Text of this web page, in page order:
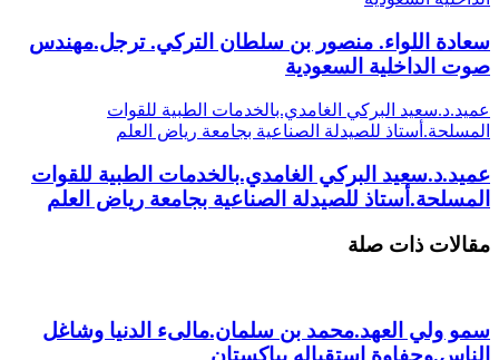
سعادة اللواء. منصور بن سلطان التركي. ترجل.مهندس
صوت الداخلية السعودية
عميد.د.سعيد البركي الغامدي.بالخدمات الطبية للقوات
المسلحة.أستاذ للصيدلة الصناعية بجامعة رياض العلم
عميد.د.سعيد البركي الغامدي.بالخدمات الطبية للقوات
المسلحة.أستاذ للصيدلة الصناعية بجامعة رياض العلم
مقالات ذات صلة
سمو ولي العهد.محمد بن سلمان.مالىء الدنيا وشاغل
الناس.وحفاوة استقباله بباكستان